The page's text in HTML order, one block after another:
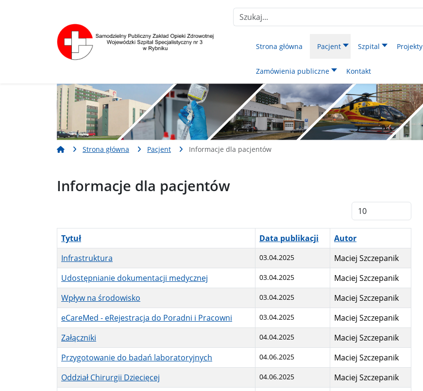
Szukaj
Strona główna Pacjent Szpital Projekty
Zamówienia publiczne Kontakt
Strona główna Pacjent Informacje dla pacjentów
Informacje dla pacjentów
Pokaż #
Tytuł Data publikacji
Autor
Infrastruktura
03.04.2025
Maciej Szczepanik
Udostępnianie dokumentacji medycznej
03.04.2025
Maciej Szczepanik
Wpływ na środowisko
03.04.2025
Maciej Szczepanik
eCareMed - eRejestracja do Poradni i Pracowni
03.04.2025
Maciej Szczepanik
Załączniki
04.04.2025
Maciej Szczepanik
Przygotowanie do badań laboratoryjnych
04.06.2025
Maciej Szczepanik
Oddział Chirurgii Dziecięcej
04.06.2025
Maciej Szczepanik